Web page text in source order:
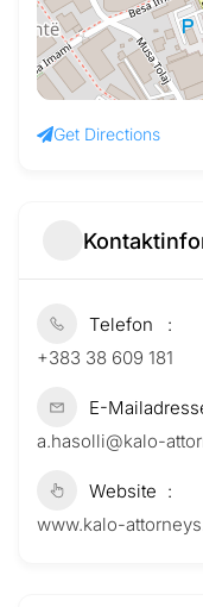
Get Directions
Telefon
+383 38 609 181
E-
a.hasolli@kalo-
Website
www.kalo-